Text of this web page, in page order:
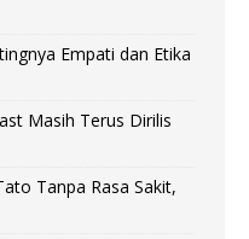
Empati dan Etika
Masih Terus Dirilis
Tanpa Rasa Sakit,